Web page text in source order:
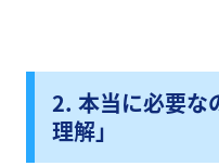
2. 本当に必要な
理解」